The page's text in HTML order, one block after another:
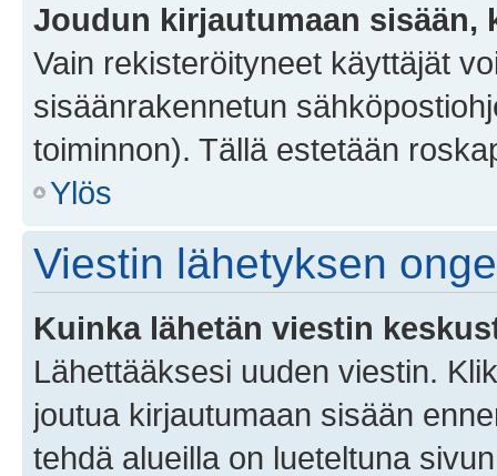
Joudun kirjautumaan sisään,
Vain rekisteröityneet käyttäjät
sisäänrakennetun
toiminnon). Tällä estetään
Ylös
Viestin lähetyksen
Kuinka lähetän viestin
Lähettääksesi uuden viestin.
joutua kirjautumaan sisään
tehdä alueilla on lueteltuna